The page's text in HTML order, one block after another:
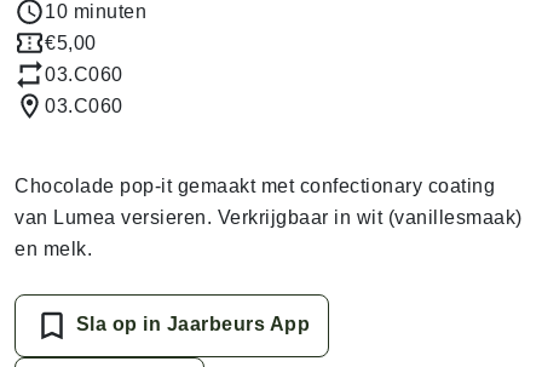
10 minuten
€5,00
03.C060
03.C060
Chocolade pop-it gemaakt met confectionary coating
van Lumea versieren. Verkrijgbaar in wit (vanillesmaak)
en melk.
Sla op in Jaarbeurs App